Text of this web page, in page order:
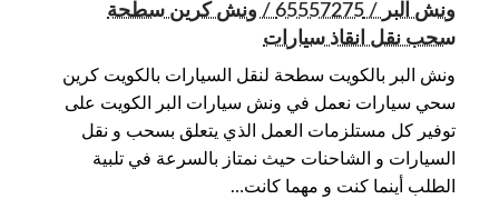
ونش البر / 65557275 / ونش كرين سطحة
سحب نقل انقاذ سيارات
ونش البر بالكويت سطحة لنقل السيارات بالكويت كرين
سحي سيارات نعمل في ونش سيارات البر الكويت على
توفير كل مستلزمات العمل الذي يتعلق بسحب و نقل
السيارات و الشاحنات حيث نمتاز بالسرعة في تلبية
الطلب أينما كنت و مهما كانت…